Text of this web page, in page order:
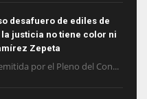
desafuero de ediles de
justicia no tiene color ni
Zepeta
por el Pleno del Con...